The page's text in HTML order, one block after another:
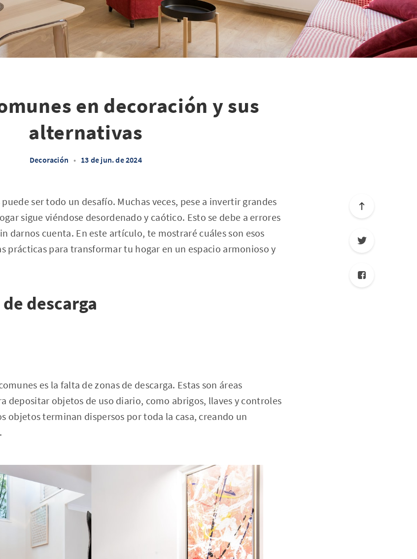
en decoración y sus
alternativas
Decoración • 13 de jun. de 2024
ser todo un desafío. Muchas veces, pese a invertir grandes
sigue viéndose desordenado y caótico. Esto se debe a errores
darnos cuenta. En este artículo, te mostraré cuáles son esos
prácticas para transformar tu hogar en un espacio armonioso y
descarga
es la falta de zonas de descarga. Estas son áreas
depositar objetos de uso diario, como abrigos, llaves y controles
objetos terminan dispersos por toda la casa, creando un